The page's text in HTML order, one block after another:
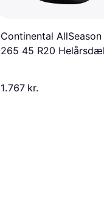
Continental
265 45 R20
1.767 kr.